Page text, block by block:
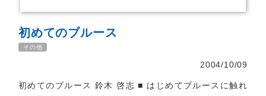
初めてのブルース
その他
2004/10/09
初めてのブルース 鈴木 啓志 ■ はじめてブルースに触れ